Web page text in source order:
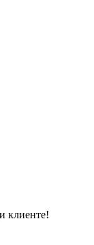
клиенте!